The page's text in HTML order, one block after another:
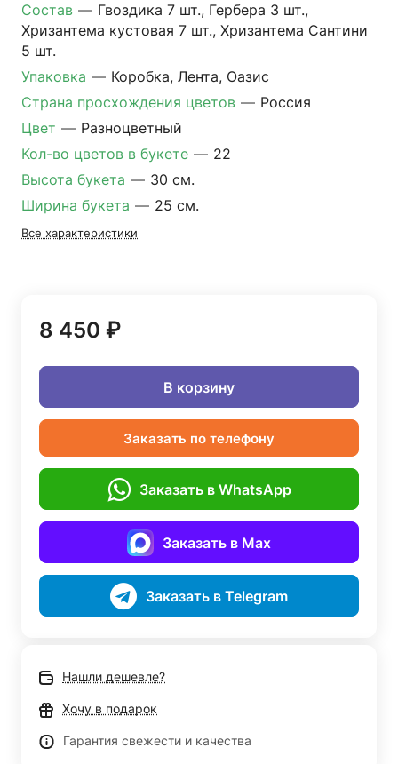
Состав — Гвоздика 7 шт., Гербера 3 шт.,
Хризантема кустовая 7 шт., Хризантема Сантини
5 шт.
Упаковка — Коробка, Лента, Оазис
Страна просхождения цветов — Россия
Цвет — Разноцветный
Кол-во цветов в букете — 22
Высота букета — 30 см.
Ширина букета — 25 см.
Все характеристики
8 450 ₽
В корзину
Заказать по телефону
Заказать в WhatsApp
Заказать в Max
Заказать в Telegram
Нашли дешевле?
Хочу в подарок
Гарантия свежести и качества